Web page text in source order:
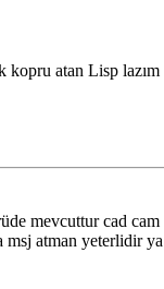
kopru atan Lisp
mevcuttur cad
msj atman yeterlidir